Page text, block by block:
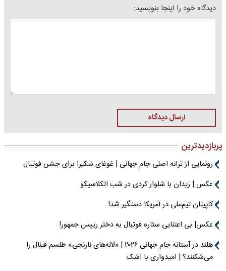
دیدگاه خود را اینجا بنویسید:
ارسال دیدگاه
پربازدیدترین
رونمایی از ترانه اصلی جام جهانی | غوغای شکیرا برای جشن فوتبال
عکس | زیدان با شلوار کردی در شب الکلاسیکو
کاپیتان تیم‌ملی در آمریکا دستگیر شد!
عکس| بی اعتنایی ستاره فوتبال به دختر رییس جمهور!
هلند در آستانه جام جهانی ۲۰۲۶ | «لاله‌های نارنجی» طلسم فینال را
می‌شکنند؟ | امیدواری با اشک